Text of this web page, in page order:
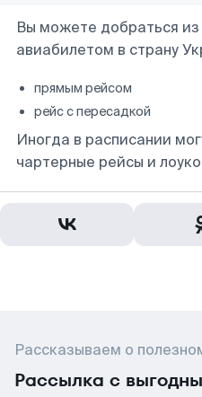
Вы можете добраться
авиабилетом в страну
прямым рейсом
рейс с пересадкой
Иногда в расписании
чартерные рейсы и
Рассказываем о
Рассылка с